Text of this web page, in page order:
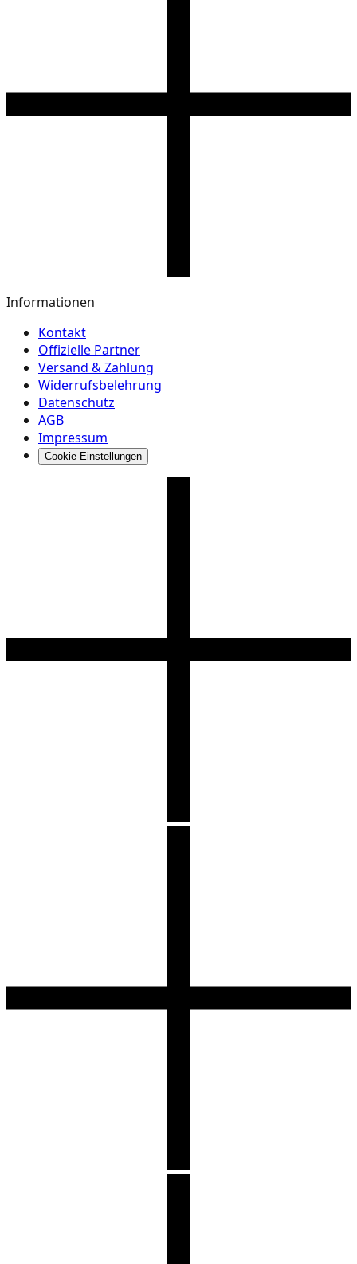
Informationen
Kontakt
Offizielle Partner
Versand & Zahlung
Widerrufsbelehrung
Datenschutz
AGB
Impressum
Cookie-Einstellungen